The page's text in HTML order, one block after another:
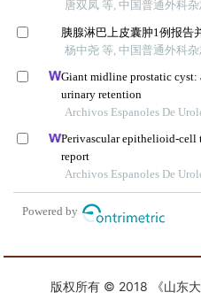
版权所有 © 2018 《山东